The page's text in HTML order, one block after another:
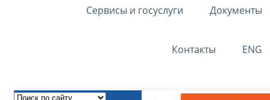
Сервисы и госуслуги Документы
Контакты ENG